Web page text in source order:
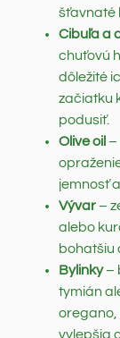
šťavnaté
Cibuľa a
chuťovú
dôležité
začiatku
podusiť.
Olive oil –
jemnosť
Vývar–
alebo
bohatšiu
Bylinky–
tymián
oregano,
vylepšia